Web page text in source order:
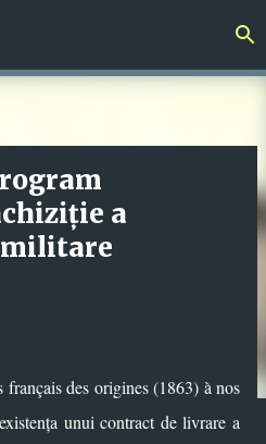
a
des origines (1863) à nos
unui contract de livrare a